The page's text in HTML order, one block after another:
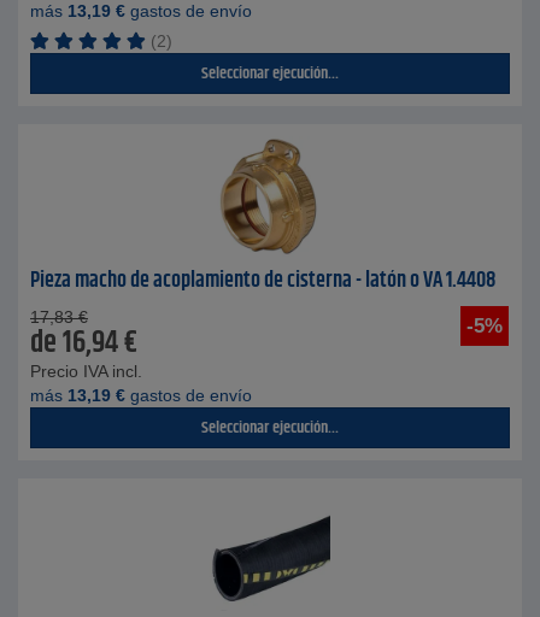
más 13,19 € gastos de envío
(2)
Seleccionar ejecución...
Pieza macho de acoplamiento de cisterna - latón o VA 1.4408
-5%
17,83 €
de16,94€
Precio IVA incl.
más 13,19 € gastos de envío
Seleccionar ejecución...